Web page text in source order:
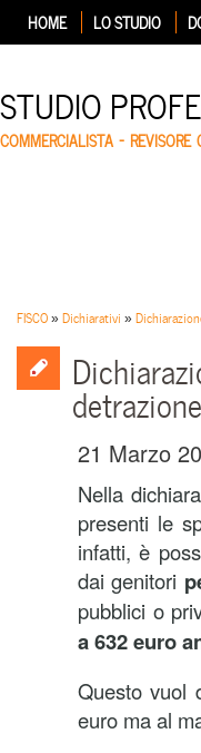
HOME LO STUDIO
STUDIO
COMMERCIALISTA –
FISCO»Dichiarativi »
21 Marzo
Nella
presenti le
infatti, è
dai genitori
pubblici o
a 632 euro
Questo vuol
euro ma al